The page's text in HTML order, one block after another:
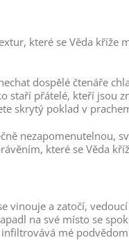
které se Věda kříže
dospělé čtenáře
staří přátelé, kteří jsou
skrytý poklad v
nezapomenutelnou,
které se Věda
vinouje a zatočí,
na své místo se
mé